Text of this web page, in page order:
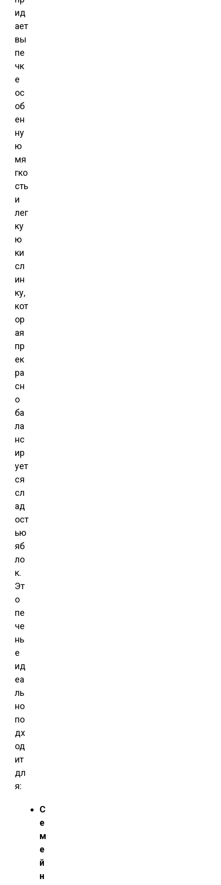
ид
ает
вы
пе
чк
е
ос
об
ен
ну
ю
мя
гко
сть
и
лег
ку
ю
ки
сл
ин
ку,
кот
ор
ая
пр
ек
ра
сн
о
ба
ла
нс
ир
ует
ся
сл
ад
ост
ью
яб
ло
к.
Эт
о
пе
че
нь
е
ид
еа
ль
но
по
дх
од
ит
дл
я:
С
е
м
е
й
н